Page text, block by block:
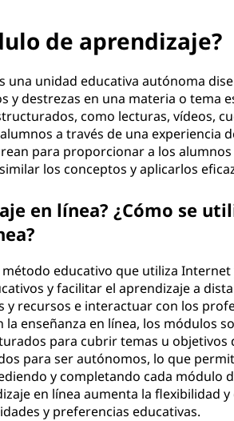
de aprendizaje?
una unidad educativa autónoma
y destrezas en una materia o tema
como lecturas, vídeos,
a través de una experiencia
para proporcionar a los
los conceptos y aplicarlos
en línea? ¿Cómo se
método educativo que utiliza
y facilitar el aprendizaje a
y recursos e interactuar con los
la enseñanza en línea, los módulos
para cubrir temas u objetivos
para ser autónomos, lo que
y completando cada módulo
en línea aumenta la flexibilidad
y preferencias educativas.